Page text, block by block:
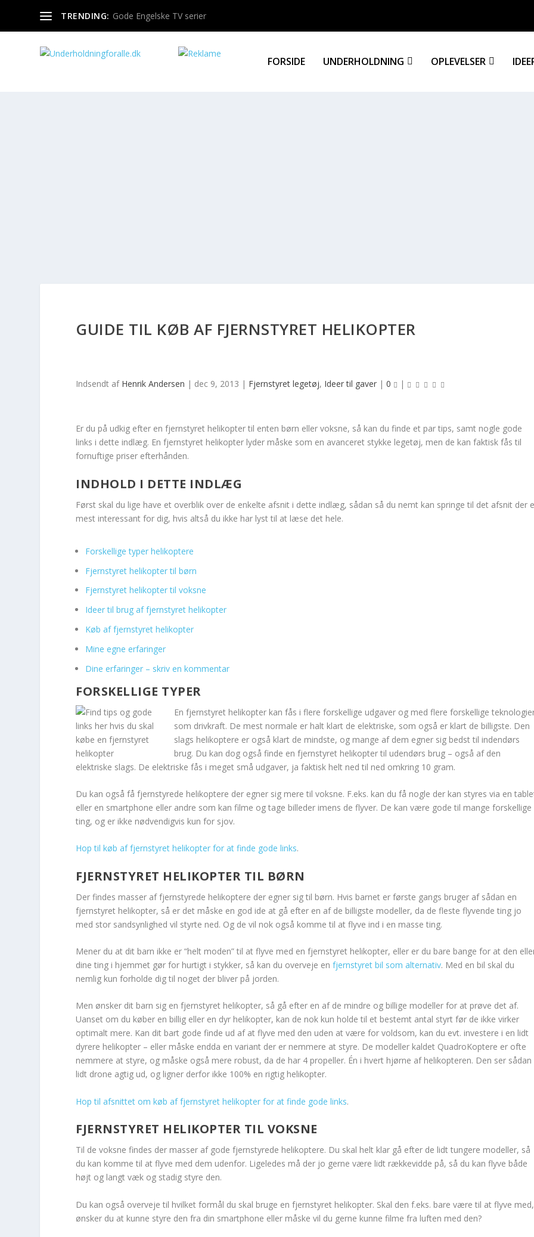
TRENDING: Gode Engelske TV serier
FORSIDE UNDERHOLDNING OPLEVELSER
GUIDE TIL KØB AF FJERNSTYRET HELIKOPTER
Indsendt af Henrik Andersen | dec 9, 2013 | Fjernstyret legetøj, Ideer til gaver |0 |
Er du på udkig efter en fjernstyret helikopter til enten børn eller voksne, så kan du finde et par tips, samt nogle gode
links i dette indlæg. En fjernstyret helikopter lyder måske som en avanceret stykke legetøj, men de kan faktisk fås til
fornuftige priser efterhånden.
INDHOLD I DETTE INDLÆG
Først skal du lige have et overblik over de enkelte afsnit i dette indlæg, sådan så du nemt kan springe til det afsnit der
mest interessant for dig, hvis altså du ikke har lyst til at læse det hele.
Forskellige typer helikoptere
Fjernstyret helikopter til børn
Fjernstyret helikopter til voksne
Ideer til brug af fjernstyret helikopter
Køb af fjernstyret helikopter
Mine egne erfaringer
Dine erfaringer – skriv en kommentar
FORSKELLIGE TYPER
En fjernstyret helikopter kan fås i flere forskellige udgaver og med flere forskellige
som drivkraft. De mest normale er halt klart de elektriske, som også er klart de billigste. Den
slags helikoptere er også klart de mindste, og mange af dem egner sig bedst til indendørs
brug. Du kan dog også finde en fjernstyret helikopter til udendørs brug – også af den
elektriske slags. De elektriske fås i meget små udgaver, ja faktisk helt ned til ned omkring 10 gram.
Du kan også få fjernstyrede helikoptere der egner sig mere til voksne. F.eks. kan du få nogle der kan styres via en
eller en smartphone eller andre som kan filme og tage billeder imens de flyver. De kan være gode til mange forskellige
ting, og er ikke nødvendigvis kun for sjov.
Hop til køb af fjernstyret helikopter for at finde gode links.
FJERNSTYRET HELIKOPTER TIL BØRN
Der findes masser af fjernstyrede helikoptere der egner sig til børn. Hvis barnet er første gangs bruger af sådan en
fjernstyret helikopter, så er det måske en god ide at gå efter en af de billigste modeller, da de fleste flyvende ting jo
med stor sandsynlighed vil styrte ned. Og de vil nok også komme til at flyve ind i en masse ting.
Mener du at dit barn ikke er “helt moden” til at flyve med en fjernstyret helikopter, eller er du bare bange for at den
dine ting i hjemmet gør for hurtigt i stykker, så kan du overveje enfjernstyret bil som alternativ. Med en bil skal du
nemlig kun forholde dig til noget der bliver på jorden.
Men ønsker dit barn sig en fjernstyret helikopter, så gå efter en af de mindre og billige modeller for at prøve det af.
Uanset om du køber en billig eller en dyr helikopter, kan de nok kun holde til et bestemt antal styrt før de ikke virker
optimalt mere. Kan dit bart gode finde ud af at flyve med den uden at være for voldsom, kan du evt. investere i en lidt
dyrere helikopter – eller måske endda en variant der er nemmere at styre. De modeller kaldet QuadroKoptere er ofte
nemmere at styre, og måske også mere robust, da de har 4 propeller. Én i hvert hjørne af helikopteren. Den ser sådan
lidt drone agtig ud, og ligner derfor ikke 100% en rigtig helikopter.
Hop til afsnittet om køb af fjernstyret helikopter for at finde gode links.
FJERNSTYRET HELIKOPTER TIL VOKSNE
Til de voksne findes der masser af gode fjernstyrede helikoptere. Du skal helt klar gå efter de lidt tungere modeller, så
du kan komme til at flyve med dem udenfor. Ligeledes må der jo gerne være lidt rækkevidde på, så du kan flyve både
højt og langt væk og stadig styre den.
Du kan også overveje til hvilket formål du skal bruge en fjernstyret helikopter. Skal den f.eks. bare være til at flyve med,
ønsker du at kunne styre den fra din smartphone eller måske vil du gerne kunne filme fra luften med den?